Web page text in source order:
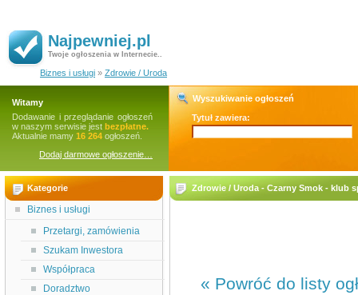
Najpewniej.pl
Twoje ogłoszenia w Internecie..
Biznes i usługi » Zdrowie / Uroda
Witamy
Dodawanie i przeglądanie ogłoszeń
w naszym serwisie jest bezpłatne.
Aktualnie mamy 16 264 ogłoszeń.
Dodaj darmowe ogłoszenie…
Wyszukiwanie ogłoszeń
Tytuł zawiera:
Kategorie
Biznes i usługi
Przetargi, zamówienia
Szukam Inwestora
Współpraca
Doradztwo
Zdrowie / Uroda - Czarny Smok - klub
« Powróć do listy